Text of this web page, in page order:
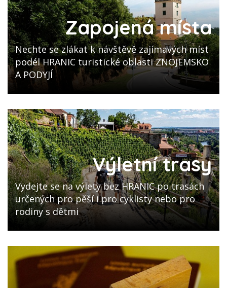
Zapojená místa
Nechte se zlákat k návštěvě zajímavých míst
podél HRANIC turistické oblasti ZNOJEMSKO
A PODYJÍ
Výletní trasy
Vydejte se na výlety bez HRANIC po trasách
určených pro pěší i pro cyklisty nebo pro
rodiny s dětmi